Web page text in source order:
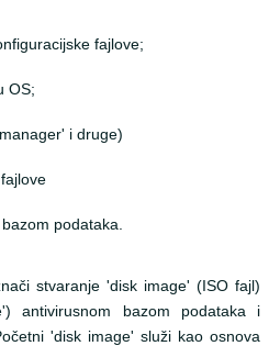
fajlove;
OS;
i druge)
podataka.
stvaranje 'disk image' (ISO fajl)
antivirusnom bazom podataka i
'disk image' služi kao osnova